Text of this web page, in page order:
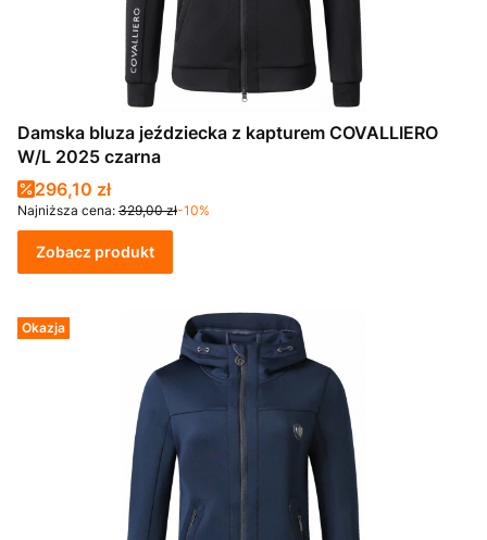
Damska bluza jeździecka z kapturem COVALLIERO
W/L 2025 czarna
Cena promocyjna
296,10 zł
Najniższa cena: 329,00 zł-10%
Zobacz produkt
Okazja